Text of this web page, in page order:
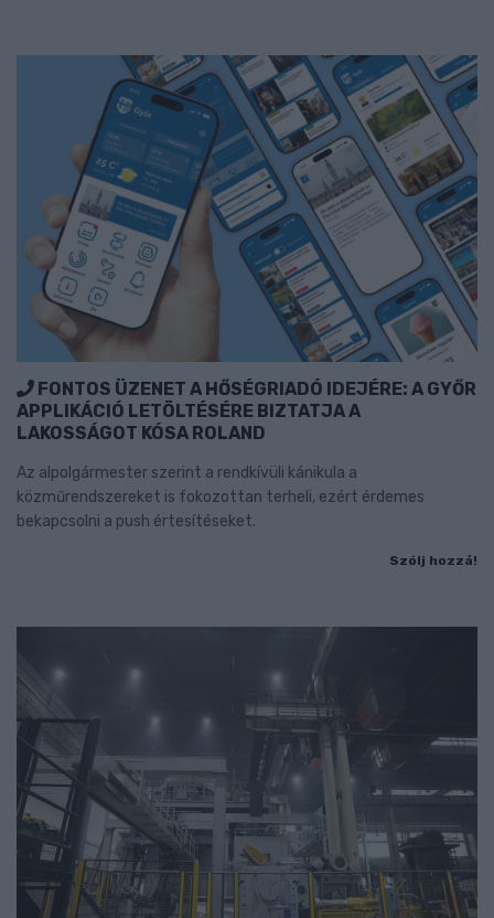
FONTOS ÜZENET A HŐSÉGRIADÓ IDEJÉRE: A GYŐR
APPLIKÁCIÓ LETÖLTÉSÉRE BIZTATJA A
LAKOSSÁGOT KÓSA ROLAND
Az alpolgármester szerint a rendkívüli kánikula a
közműrendszereket is fokozottan terheli, ezért érdemes
bekapcsolni a push értesítéseket.
Szólj hozzá!